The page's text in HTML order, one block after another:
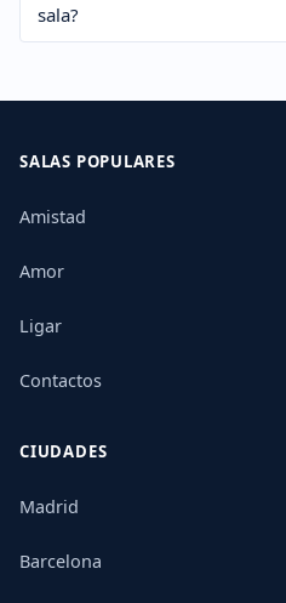
sala?
SALAS POPULARES
Amistad
Amor
Ligar
Contactos
CIUDADES
Madrid
Barcelona